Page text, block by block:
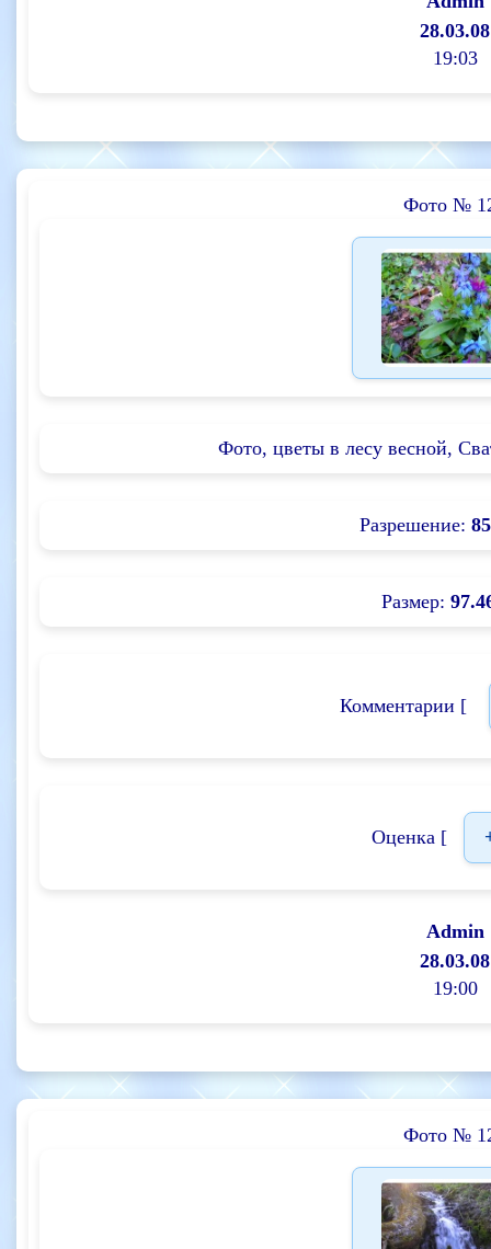
28.03.08
19:03
Фото №
Фото, цветы в лесу весной,
Разрешение:
Размер:
Комментарии [
Оценка [
Admin
28.03.08
19:00
Фото №